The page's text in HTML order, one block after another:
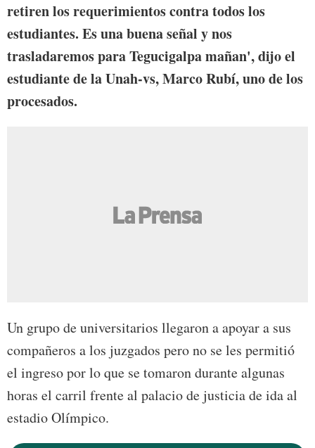
retiren los requerimientos contra todos los
estudiantes. Es una buena señal y nos
trasladaremos para Tegucigalpa mañan', dijo el
estudiante de la Unah-vs, Marco Rubí, uno de los
procesados.
Un grupo de universitarios llegaron a apoyar a sus
compañeros a los juzgados pero no se les permitió
el ingreso por lo que se tomaron durante algunas
horas el carril frente al palacio de justicia de ida al
estadio Olímpico.